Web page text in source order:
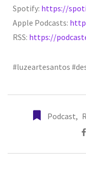
Spotify: https://
Apple Podcasts:
RSS: https://
#luzeartesantos
Podcast,